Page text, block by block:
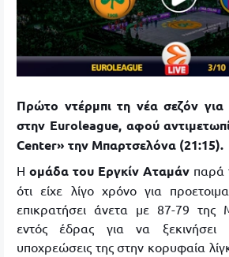
Πρώτο ντέρμπι τη νέα σεζόν
στην Euroleague, αφού
Center» την Μπαρτσελόνα (21:15).
Η ομάδα του Εργκίν Αταμάν παρά
ότι είχε λίγο χρόνο για
επικρατήσει άνετα με 87-79
εντός έδρας για να ξεκινήσει
υποχρεώσεις της στην κορυφαία